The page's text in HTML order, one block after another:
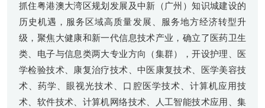
抓住粤港澳大湾区规划发展及中新（广州）知识城建设的
历史机遇，服务区域高质量发展、服务地方经济转型升
级，聚焦大健康和新一代信息技术产业，确立了医药卫生
类、电子与信息类两大专业方向（集群），开设护理、医
学检验技术、康复治疗技术、中医康复技术、医学美容技
术、药学、眼视光技术、口腔医学技术、计算机应用技
术、软件技术、计算机网络技术、人工智能技术应用、集